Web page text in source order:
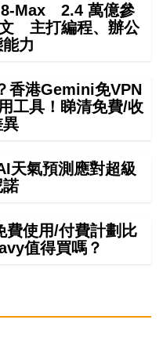
Max 2.4 萬億參
主打編程、辦公
力
香港Gemini免VPN
工具！睇清免費/收
異
天氣預測應對超級
諾
費使用/付費計劃比
值得買嗎？